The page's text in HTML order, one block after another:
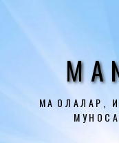
МАҚОЛАЛАР,